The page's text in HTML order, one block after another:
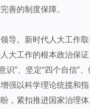
善的制度保障。
导。新时代人大工作
大工作的根本政治保
识”、坚定“四个自信”
强以科学理论统揽和
，紧扣推进国家治理